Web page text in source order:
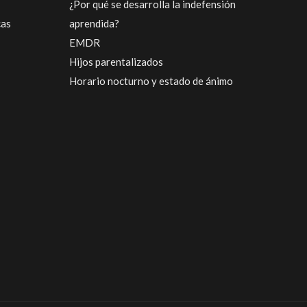
¿Por qué se desarrolla la indefensión
aprendida?
EMDR
Hijos parentalizados
Horario nocturno y estado de ánimo